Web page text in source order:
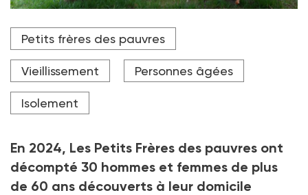
Totalement isolées, certaines personnes âgées sont
découvertes plusieurs semaines, plusieurs mois, voire
Crédit photo Adobe Stock
Petits frères des pauvres
Vieillissement Personnes âgées
Isolement
En 2024, Les Petits Frères des pauvres ont
décompté 30 hommes et femmes de plus
de 60 ans découverts à leur domicile